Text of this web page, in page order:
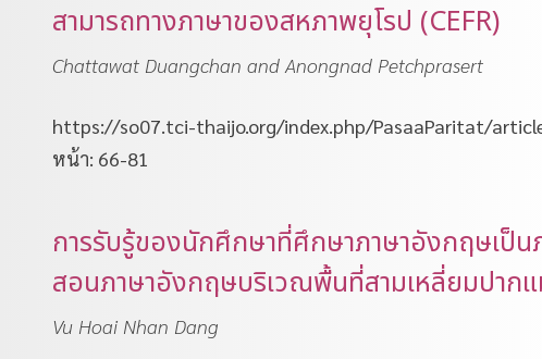
สามารถทางภาษาของสหภาพยุโรป (CEFR)
Chattawat Duangchan and Anongnad Petchprasert
https://so07.tci-thaijo.org/index.php/PasaaParitat/
หน้า: 66-81
การรับรู้ของนักศึกษาที่ศึกษาภาษาอังกฤษเป็น
สอนภาษาอังกฤษบริเวณพื้นที่สามเหลี่ยมปากแ
Vu Hoai Nhan Dang